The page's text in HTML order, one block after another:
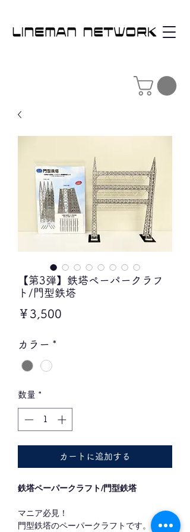
【第3弾】鉄塔ペーパークラフ
ト/門型鉄塔
￥3,500
カラー *
数量 *
カートに追加する
鉄塔ペーパークラフト/門型鉄塔
マニア必見！
門型鉄塔のペーパークラフトです。